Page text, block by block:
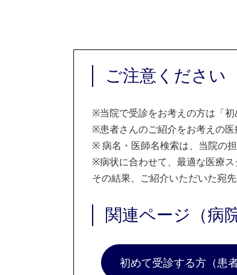
ご注意ください
※当院で受診をお考えの方は「
※患者さんのご紹介をお考えの
※病名・医師名検索は、当院の
※病状に合わせて、最適な医療ス
その結果、ご紹介いただいた宛
関連ページ（病
初めて受診する方（患者